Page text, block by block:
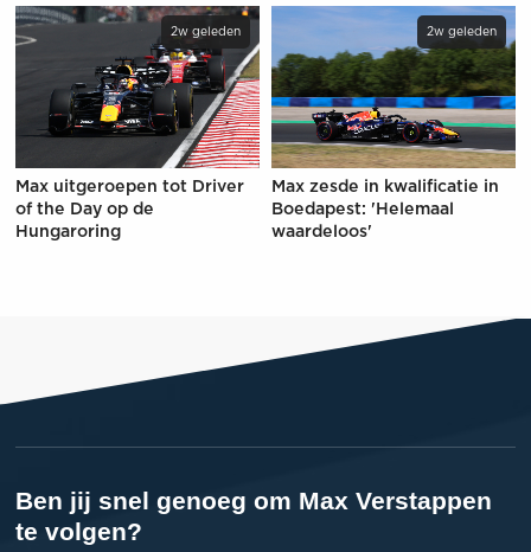
2w geleden
Max uitgeroepen tot Driver
of the Day op de
Hungaroring
2w geleden
Max zesde in kwalificatie in
Boedapest: 'Helemaal
waardeloos'
Ben jij snel genoeg om Max Verstappen
te volgen?